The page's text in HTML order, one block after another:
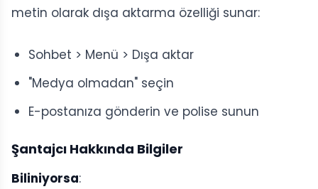
metin olarak dışa aktarma özelliği sunar:
Sohbet > Menü > Dışa aktar
"Medya olmadan" seçin
E-postanıza gönderin ve polise sunun
Şantajcı Hakkında Bilgiler
Biliniyorsa: